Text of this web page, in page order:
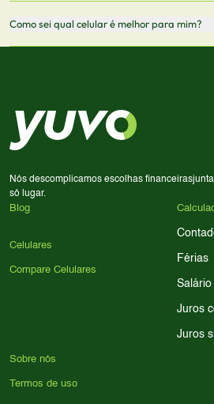
comissão sem custo adicional para
Sim! Você pode selecionar até 3
Como sei qual celular é melhor para mim?
processador e bateria são
para encontrar o celular ideal.
Nós descomplicamos escolhas financeiras
só lugar.
Blog
Celulares
Compare Celulares
Férias
Juros
Juros
Sobre nós
Termos de uso